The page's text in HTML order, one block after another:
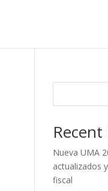
Recent
Nueva UMA
actualizados
fiscal